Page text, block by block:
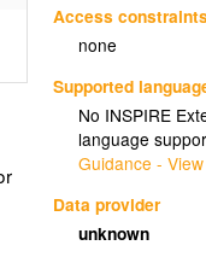
Access
none
Supported
No INSPIRE
language
Guidance -
Data provider
unknown